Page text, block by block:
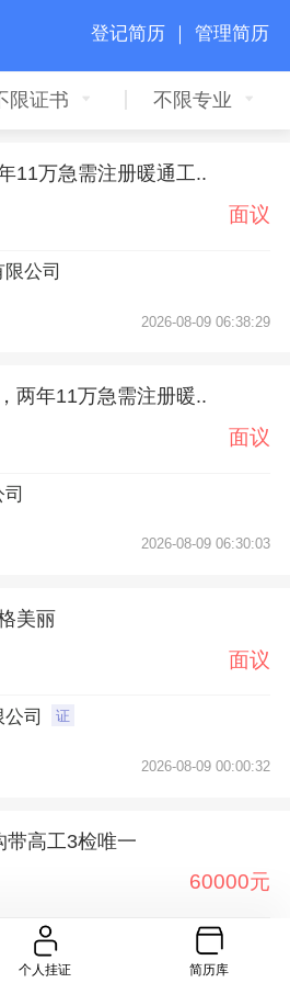
登记简历 ｜ 管理简历
限证书 不限专业
11万急需注册暖通工..
面议
公司
2026-08-09 06:38:29
两年11万急需注册暖..
面议
2026-08-09 06:30:03
美丽
面议
司 证
2026-08-09 00:00:32
带高工3检唯一
60000元
公司 证
个人挂证 简历库
×